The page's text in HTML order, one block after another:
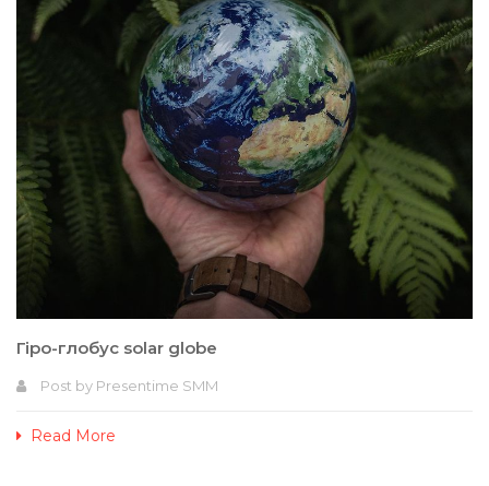
Гіро-глобус solar globe
Post by Presentime SMM
Read More